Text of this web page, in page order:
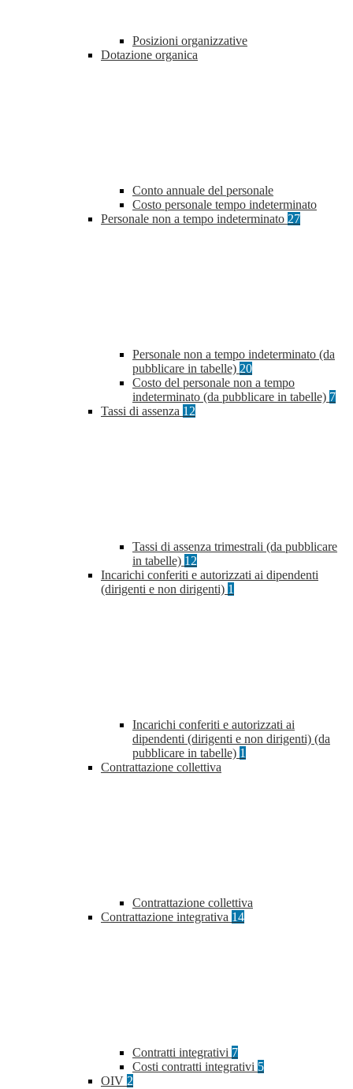
Posizioni organizzative
Dotazione organica
Conto annuale del personale
Costo personale tempo indeterminato
Personale non a tempo indeterminato 27
Personale non a tempo indeterminato (da
pubblicare in tabelle) 20
Costo del personale non a tempo
indeterminato (da pubblicare in tabelle) 7
Tassi di assenza 12
Tassi di assenza trimestrali (da pubblicare
in tabelle) 12
Incarichi conferiti e autorizzati ai dipendenti
(dirigenti e non dirigenti) 1
Incarichi conferiti e autorizzati ai
dipendenti (dirigenti e non dirigenti) (da
pubblicare in tabelle) 1
Contrattazione collettiva
Contrattazione collettiva
Contrattazione integrativa 14
Contratti integrativi 7
Costi contratti integrativi 5
OIV 2